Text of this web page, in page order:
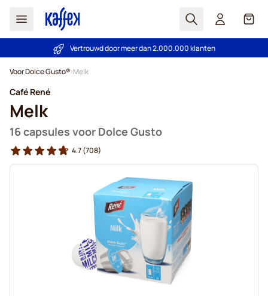
Zoek Cart
Prijsgarantie - Altijd eerlijke prijzen
Vertrouwd door meer dan 2.000.000 klanten
Voor Dolce Gusto® Melk
Café René
Melk
16 capsules voor Dolce Gusto
4.7(708)